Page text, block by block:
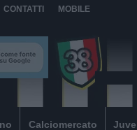
CONTATTI MOBILE
Calciomercato